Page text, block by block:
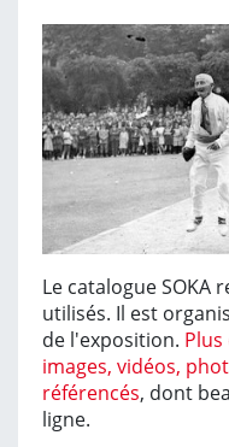
Le catalogue SOKA
utilisés. Il est
de l'exposition.
images, vidéos,
référencés, dont
ligne.